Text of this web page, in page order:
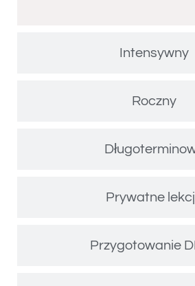
Intensywny
Roczny
Prywatne
Przygotowanie